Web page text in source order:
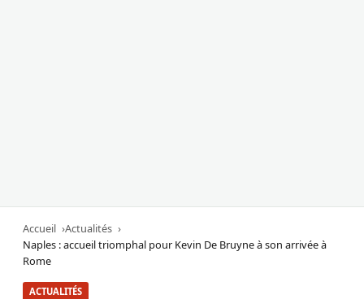
Accueil
Actualités
Naples : accueil triomphal pour Kevin De Bruyne à son arrivée à
Rome
ACTUALITÉS